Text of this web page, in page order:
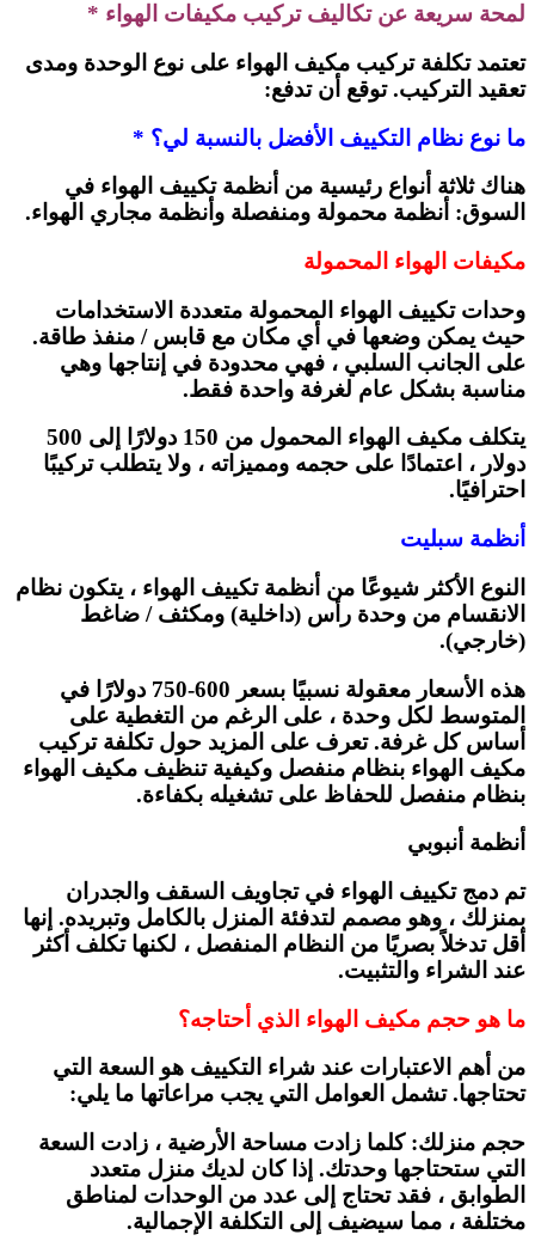
لمحة سريعة عن تكاليف تركيب مكيفات الهواء *
تعتمد تكلفة تركيب مكيف الهواء على نوع الوحدة ومدى
تعقيد التركيب. توقع أن تدفع:
ما نوع نظام التكييف الأفضل بالنسبة لي؟ *
هناك ثلاثة أنواع رئيسية من أنظمة تكييف الهواء في
السوق: أنظمة محمولة ومنفصلة وأنظمة مجاري الهواء.
مكيفات الهواء المحمولة
وحدات تكييف الهواء المحمولة متعددة الاستخدامات
حيث يمكن وضعها في أي مكان مع قابس / منفذ طاقة.
على الجانب السلبي ، فهي محدودة في إنتاجها وهي
مناسبة بشكل عام لغرفة واحدة فقط.
يتكلف مكيف الهواء المحمول من 150 دولارًا إلى 500
دولار ، اعتمادًا على حجمه ومميزاته ، ولا يتطلب تركيبًا
احترافيًا.
أنظمة سبليت
النوع الأكثر شيوعًا من أنظمة تكييف الهواء ، يتكون نظام
الانقسام من وحدة رأس (داخلية) ومكثف / ضاغط
(خارجي).
هذه الأسعار معقولة نسبيًا بسعر 600-750 دولارًا في
المتوسط ​​لكل وحدة ، على الرغم من التغطية على
أساس كل غرفة. تعرف على المزيد حول تكلفة تركيب
مكيف الهواء بنظام منفصل وكيفية تنظيف مكيف الهواء
بنظام منفصل للحفاظ على تشغيله بكفاءة.
أنظمة أنبوبي
تم دمج تكييف الهواء في تجاويف السقف والجدران
بمنزلك ، وهو مصمم لتدفئة المنزل بالكامل وتبريده. إنها
أقل تدخلاً بصريًا من النظام المنفصل ، لكنها تكلف أكثر
عند الشراء والتثبيت.
ما هو حجم مكيف الهواء الذي أحتاجه؟
من أهم الاعتبارات عند شراء التكييف هو السعة التي
تحتاجها. تشمل العوامل التي يجب مراعاتها ما يلي:
حجم منزلك: كلما زادت مساحة الأرضية ، زادت السعة
التي ستحتاجها وحدتك. إذا كان لديك منزل متعدد
الطوابق ، فقد تحتاج إلى عدد من الوحدات لمناطق
مختلفة ، مما سيضيف إلى التكلفة الإجمالية.